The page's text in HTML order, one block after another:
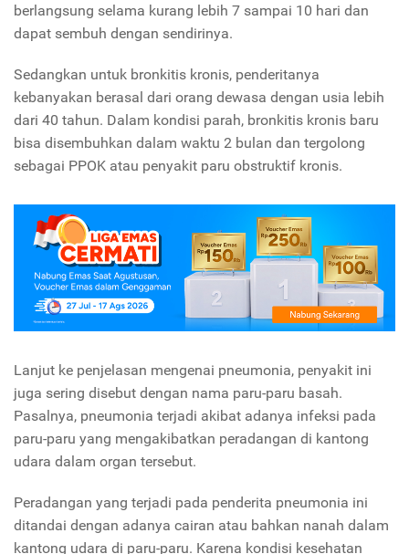
berlangsung selama kurang lebih 7 sampai 10 hari dan
dapat sembuh dengan sendirinya.
Sedangkan untuk bronkitis kronis, penderitanya
kebanyakan berasal dari orang dewasa dengan usia lebih
dari 40 tahun. Dalam kondisi parah, bronkitis kronis baru
bisa disembuhkan dalam waktu 2 bulan dan tergolong
sebagai PPOK atau penyakit paru obstruktif kronis.
Lanjut ke penjelasan mengenai pneumonia, penyakit ini
juga sering disebut dengan nama paru-paru basah.
Pasalnya, pneumonia terjadi akibat adanya infeksi pada
paru-paru yang mengakibatkan peradangan di kantong
udara dalam organ tersebut.
Peradangan yang terjadi pada penderita pneumonia ini
ditandai dengan adanya cairan atau bahkan nanah dalam
kantong udara di paru-paru. Karena kondisi kesehatan